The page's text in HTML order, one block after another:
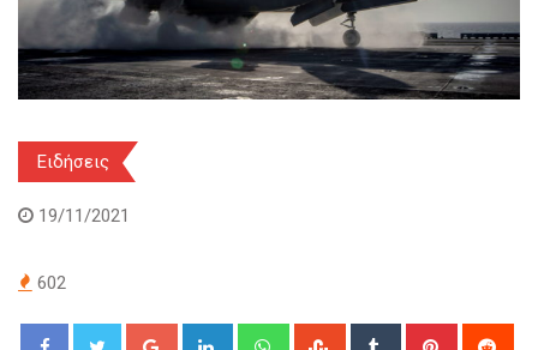
Ειδήσεις
19/11/2021
602
Google+ LinkedIn WhatsappStumbleUpon
Tumblr Pinterest